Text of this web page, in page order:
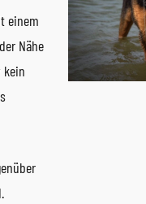
einem
Nähe
kein